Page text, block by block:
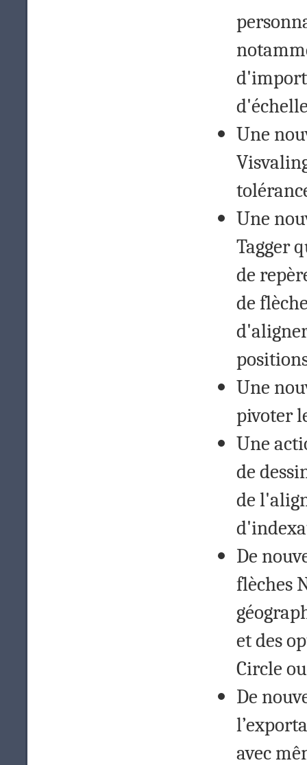
Une
Une
Tagger
de
de
Une
pivoter
Une
de
de
De
flèches
et des
Circle
De
avec